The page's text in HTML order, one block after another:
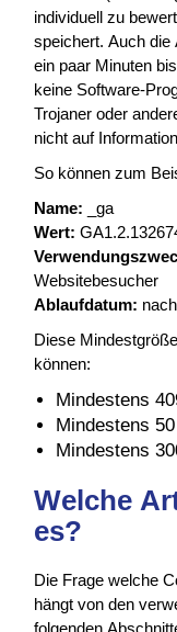
individuell zu
speichert. Auch die
ein paar Minuten
keine Software-
Trojaner oder
nicht auf
So können zum
Name: _ga
Wert:
Websitebesucher
Ablaufdatum:
Diese
können:
Mindestens
Mindestens
Mindestens
Welche
es?
Die Frage welche
hängt von den